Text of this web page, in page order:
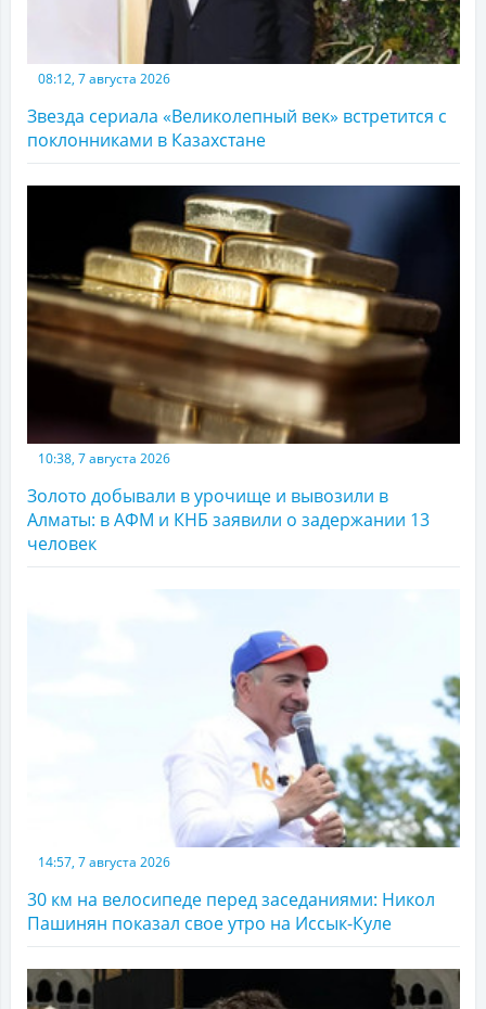
08:12, 7 августа 2026
Звезда сериала «Великолепный век» встретится с
поклонниками в Казахстане
10:38, 7 августа 2026
Золото добывали в урочище и вывозили в
Алматы: в АФМ и КНБ заявили о задержании 13
человек
14:57, 7 августа 2026
30 км на велосипеде перед заседаниями: Никол
Пашинян показал свое утро на Иссык-Куле